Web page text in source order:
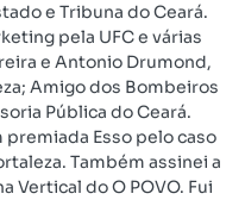
e Tribuna do Ceará.
pela UFC e várias
e Antonio Drumond,
Amigo dos Bombeiros
Pública do Ceará.
Esso pelo caso
Também assinei a
Vertical do O POVO. Fui